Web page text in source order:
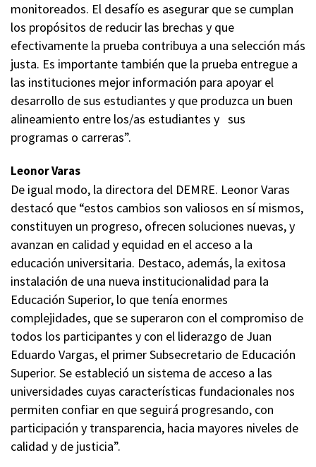
monitoreados. El desafío es asegurar que se cumplan
los propósitos de reducir las brechas y que
efectivamente la prueba contribuya a una selección más
justa. Es importante también que la prueba entregue a
las instituciones mejor información para apoyar el
desarrollo de sus estudiantes y que produzca un buen
alineamiento entre los/as estudiantes y sus
programas o carreras”.
Leonor Varas
De igual modo, la directora del DEMRE. Leonor Varas
destacó que “estos cambios son valiosos en sí mismos,
constituyen un progreso, ofrecen soluciones nuevas, y
avanzan en calidad y equidad en el acceso a la
educación universitaria. Destaco, además, la exitosa
instalación de una nueva institucionalidad para la
Educación Superior, lo que tenía enormes
complejidades, que se superaron con el compromiso de
todos los participantes y con el liderazgo de Juan
Eduardo Vargas, el primer Subsecretario de Educación
Superior. Se estableció un sistema de acceso a las
universidades cuyas características fundacionales nos
permiten confiar en que seguirá progresando, con
participación y transparencia, hacia mayores niveles de
calidad y de justicia”.